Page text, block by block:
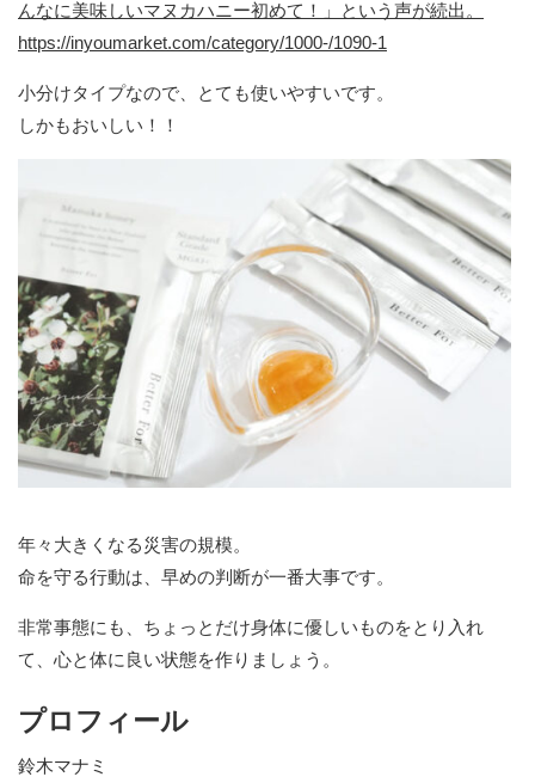
んなに美味しいマヌカハニー初めて！」という声が続出。
https://inyoumarket.com/category/1000-/1090-1
小分けタイプなので、とても使いやすいです。
しかもおいしい！！
年々大きくなる災害の規模。
命を守る行動は、早めの判断が一番大事です。
非常事態にも、ちょっとだけ身体に優しいものをとり入れ
て、心と体に良い状態を作りましょう。
プロフィール
鈴木マナミ